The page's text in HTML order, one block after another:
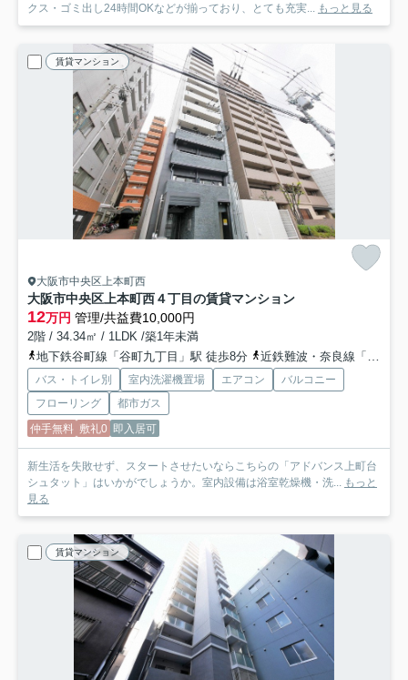
クス・ゴミ出し24時間OKなどが揃っており、とても充実... もっと見る
賃貸マンション
大阪市中央区上本町西
大阪市中央区上本町西４丁目の賃貸マンション
12万円 管理/共益費10,000円
2階 / 34.34㎡ / 1LDK /築1年未満
地下鉄谷町線「谷町九丁目」駅 徒歩8分
近鉄難波・奈良線「大阪上本町」駅 徒歩7分
バス・トイレ別 室内洗濯機置場 エアコン
バルコニー
フローリング
都市ガス
仲手無料 敷礼0 即入居可
新生活を失敗せず、スタートさせたいならこちらの「アドバンス上町台
シュタット」はいかがでしょうか。室内設備は浴室乾燥機・洗... もっと
見る
賃貸マンション